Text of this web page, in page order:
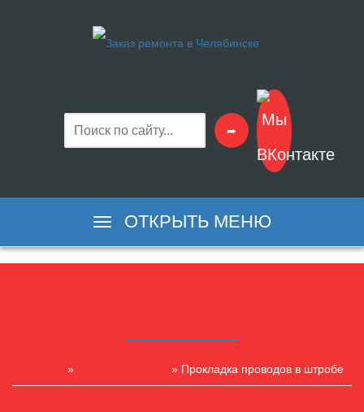
➦
ОТКРЫТЬ МЕНЮ
» » Прокладка проводов в штробе